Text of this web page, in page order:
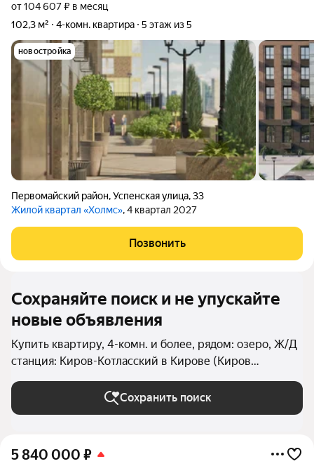
от 104 607 ₽ в месяц
102,3 м²
4-комн. квартира 5 этаж из 5
новостройка
Первомайский район,Успенская улица,33
Жилой квартал «Холмс», 4 квартал 2027
Позвонить
Сохраняйте поиск и не упускайте
новые объявления
Купить квартиру, 4-комн. и более, рядом: озеро, Ж/Д
станция: Киров-Котласский в Кирове (Киров
(городской округ))
Сохранить поиск
5 840 000 ₽